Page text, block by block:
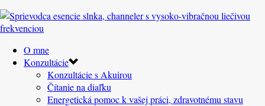
O mne
Konzultácie
Konzultácie s Akuirou
Čítanie na diaľku
Energetická pomoc k vašej práci, zdravotnému stavu